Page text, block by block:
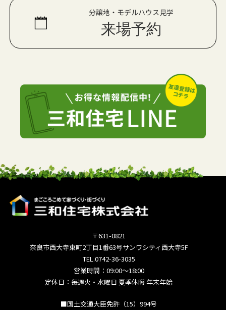
分譲地・モデルハウス見学
来場予約
〒631-0821
奈良市西大寺東町2丁目1番63号サンワシティ西大寺5F
TEL.0742-36-3035
営業時間：09:00～18:00
定休日：毎週火・水曜日 夏季休暇 年末年始
■国土交通大臣免許（15）994号